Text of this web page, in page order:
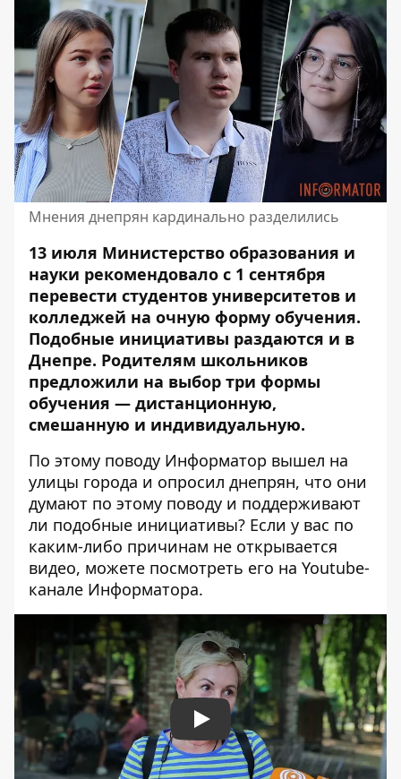
Мнения днепрян кардинально разделились
13 июля Министерство образования и
науки рекомендовало с 1 сентября
перевести студентов университетов и
колледжей на очную форму обучения.
Подобные инициативы раздаются и в
Днепре. Родителям школьников
предложили на выбор три формы
обучения — дистанционную,
смешанную и индивидуальную.
По этому поводу Информатор вышел на
улицы города и опросил днепрян, что они
думают по этому поводу и поддерживают
ли подобные инициативы? Если у вас по
каким-либо причинам не открывается
видео, можете посмотреть его на Youtube-
канале Информатора.
Play